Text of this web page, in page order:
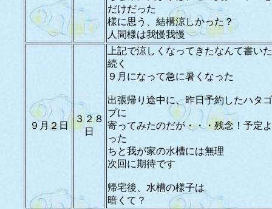
だけだった
様に思う、結構涼しかった？
人間様は我慢我慢
９月２日
３２８
日
上記で涼しくなってきたなんて書い
続く
９月になって急に暑くなった
出張帰り途中に、昨日予約したハタ
プに
寄ってみたのだが・・・残念！予定
った
ちと我が家の水槽には無理
次回に期待です
帰宅後、水槽の様子は
暗くて？